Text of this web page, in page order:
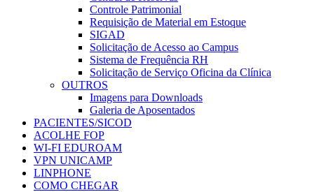
Controle Patrimonial
Requisição de Material em Estoque
SIGAD
Solicitação de Acesso ao Campus
Sistema de Frequência RH
Solicitação de Serviço Oficina da Clínica
OUTROS
Imagens para Downloads
Galeria de Aposentados
PACIENTES/SICOD
ACOLHE FOP
WI-FI EDUROAM
VPN UNICAMP
LINPHONE
COMO CHEGAR